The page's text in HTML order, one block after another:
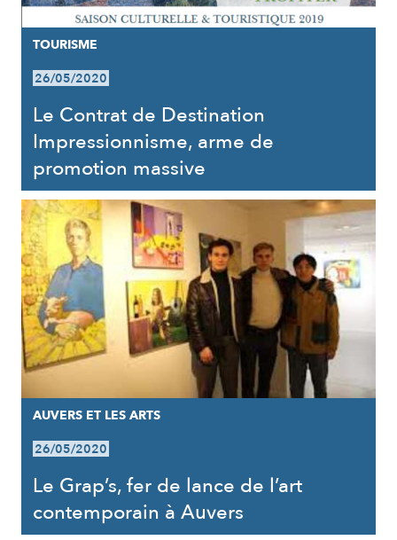
TOURISME
26/05/2020
Le Contrat de Destination
Impressionnisme, arme de
promotion massive
AUVERS ET LES ARTS
26/05/2020
Le Grap’s, fer de lance de l’art
contemporain à Auvers